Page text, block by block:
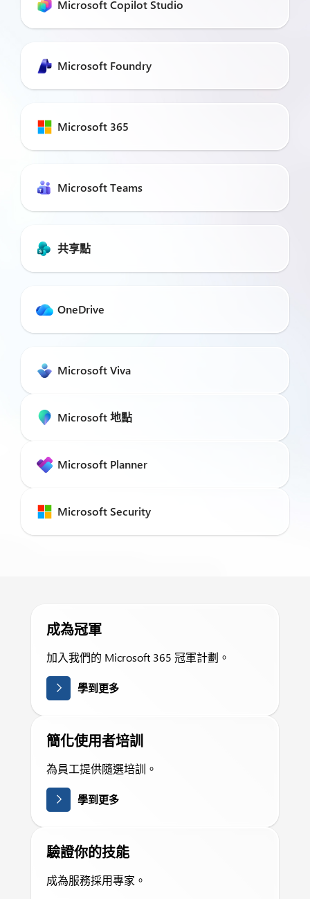
Microsoft Copilot Studio
Microsoft Foundry
Microsoft 365
Microsoft Teams
共享點
OneDrive
Microsoft Viva
Microsoft 地點
Microsoft Planner
Microsoft Security
成為冠軍
加入我們的 Microsoft 365 冠軍計劃。
學到更多
簡化使用者培訓
為員工提供隨選培訓。
學到更多
驗證你的技能
成為服務採用專家。